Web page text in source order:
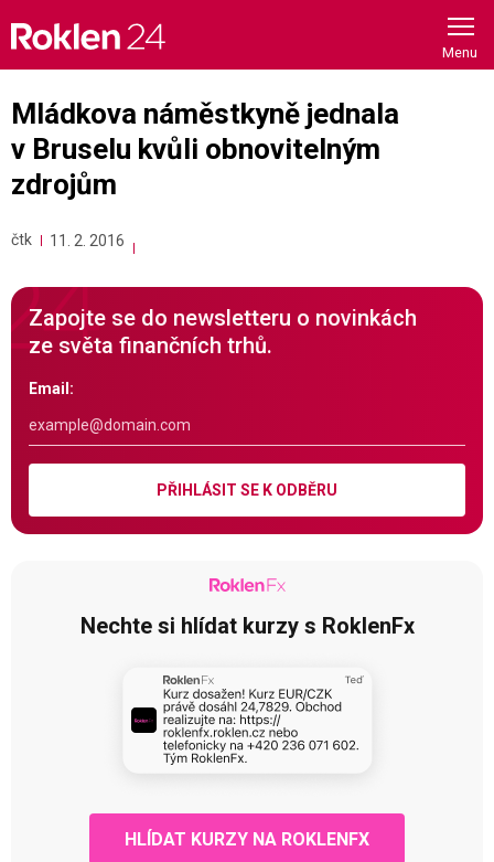
content
Mládkova náměstkyně jednala
v Bruselu kvůli obnovitelným
zdrojům
čtk 11. 2. 2016
Zapojte se do newsletteru o novinkách
ze světa finančních trhů.
Email:
PŘIHLÁSIT SE K ODBĚRU
Nechte si hlídat kurzy s RoklenFx
HLÍDAT KURZY NA ROKLENFX